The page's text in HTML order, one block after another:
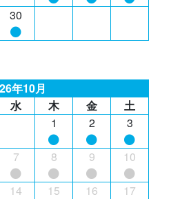
30
年10月
水 木 金
土
1
2 3
7 8 9 10
14 15 16 17